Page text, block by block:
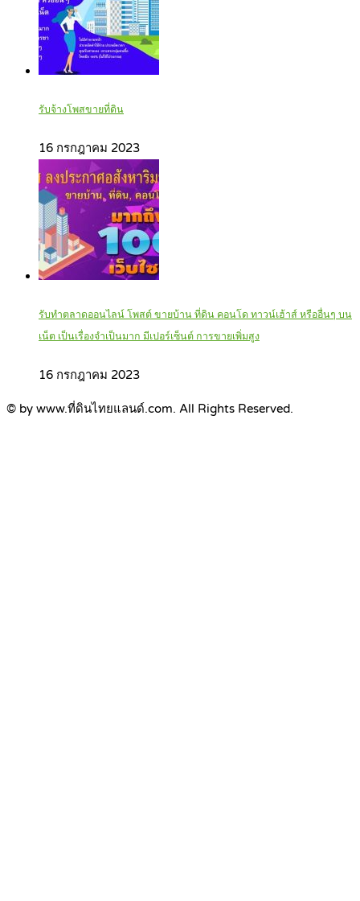
รับจ้างโพสขายที่ดิน
16 กรกฎาคม 2023
รับทำตลาดออนไลน์ โพสต์ ขายบ้าน ที่ดิน คอนโด ทาวน์เฮ้าส์ หรืออื่นๆ บน
เน็ต เป็นเรื่องจำเป็นมาก มีเปอร์เซ็นต์ การขายเพิ่มสูง
16 กรกฎาคม 2023
© by www.ที่ดินไทยแลนด์.com. All Rights Reserved.